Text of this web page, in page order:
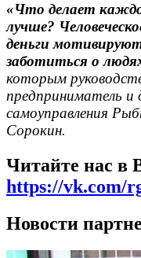
«Что делает
лучше?
деньги
заботиться о
которым
предприниматель
самоуправления
Сорокин.
Читайте нас в
https://vk.com/
Новости